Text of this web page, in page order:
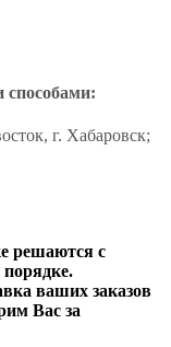
способами:
г. Хабаровск;
решаются с
ваших заказов
Вас за